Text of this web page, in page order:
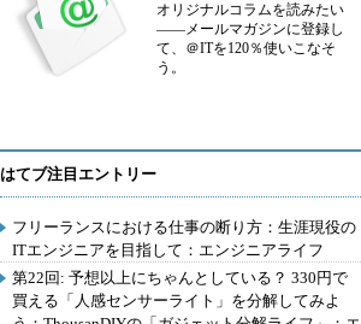
オリジナルコラムを読みたい
――メールマガジンに登録し
て、＠ITを120％使いこなそ
う。
はてブ注目エントリー
フリーランスにおける仕事の断り方：生涯現役の
ITエンジニアを目指して：エンジニアライフ
第22回: 予想以上にちゃんとしている？ 330円で
買える「人感センサーライト」を分解してみよ